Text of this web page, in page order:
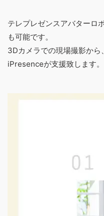
テレプレゼンスアバターロ
も可能です。
3Dカメラでの現場撮影か
iPresenceが支援致します。